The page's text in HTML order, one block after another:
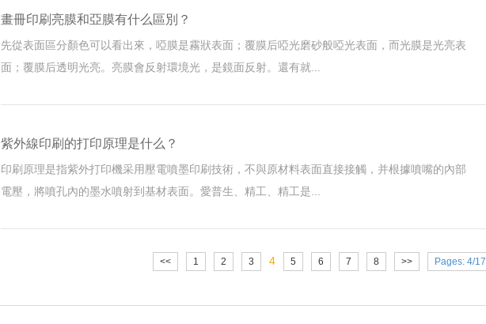
畫冊印刷亮膜和亞膜有什么區別？
先從表面區分顏色可以看出來，啞膜是霧狀表面；覆膜后啞光磨砂般啞光表面，而光膜是光亮表
面；覆膜后透明光亮。亮膜會反射環境光，是鏡面反射。還有就...
紫外線印刷的打印原理是什么？
印刷原理是指紫外打印機采用壓電噴墨印刷技術，不與原材料表面直接接觸，并根據噴嘴的內部
電壓，將噴孔內的墨水噴射到基材表面。愛普生、精工、精工是...
<< 1 2 3 4 5 6 7 8 >> Pages: 4/17